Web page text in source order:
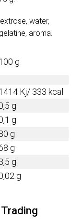
water,
aroma.
g
Kj/ 333 kcal
g
g
g
g
g
g